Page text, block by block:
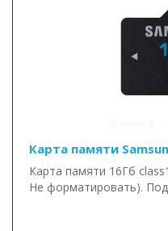
Карта памяти
Карта памяти 16Гб
Не форматировать).